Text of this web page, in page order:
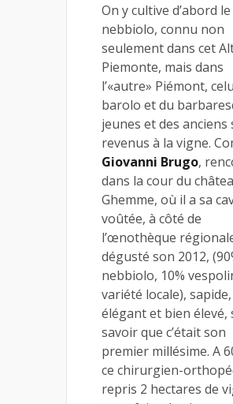
On y cultive d’abord le
nebbiolo, connu non
seulement dans cet
Piemonte, mais dans
l’«autre» Piémont,
barolo et du
jeunes et des anciens
revenus à la vigne.
Giovanni Brugo,
dans la cour du
Ghemme, où il a sa
voûtée, à côté de
l’œnothèque
dégusté son 2012,
nebbiolo, 10%
variété locale), sapide,
élégant et bien élevé,
savoir que c’était son
premier millésime. A
ce chirurgien-
repris 2 hectares de